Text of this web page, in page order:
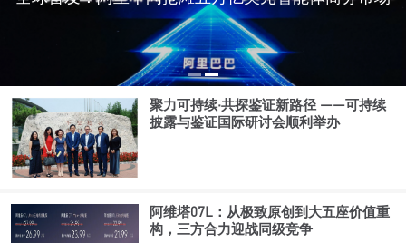
聚力可持续·共探鉴证新路径 ——可持续
披露与鉴证国际研讨会顺利举办
阿维塔07L：从极致原创到大五座价值重
构，三方合力迎战同级竞争